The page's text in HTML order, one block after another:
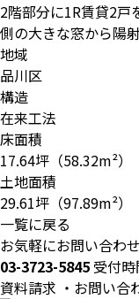
2階部分に1R賃貸2戸
側の大きな窓から陽
地域
品川区
構造
在来工法
床面積
17.64坪（58.32m²）
土地面積
29.61坪（97.89m²）
一覧に戻る
お気軽にお問い合わ
03-3723-5845 受付
資料請求 ・お問い合